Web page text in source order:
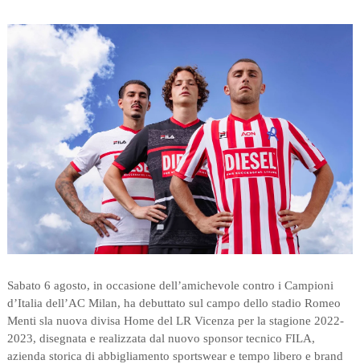
Sabato 6 agosto, in occasione dell’amichevole contro i Campioni
d’Italia dell’AC Milan, ha debuttato sul campo dello stadio Romeo
Menti sla nuova divisa Home del LR Vicenza per la stagione 2022-
2023, disegnata e realizzata dal nuovo sponsor tecnico FILA,
azienda storica di abbigliamento sportswear e tempo libero e brand